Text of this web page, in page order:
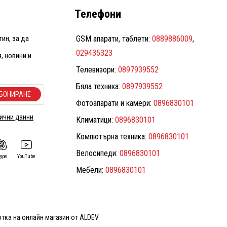
за да
новини и
данни
YouTube
Телефони
GSM апарати, таблети: 0889886009,
029435323
Телевизори: 0897939552
Бяла техника: 0897939552
Фотоапарати и камери: 0896830101
Климатици: 0896830101
Компютърна техника: 0896830101
Велосипеди: 0896830101
Мебели: 0896830101
на онлайн магазин от ALDEV